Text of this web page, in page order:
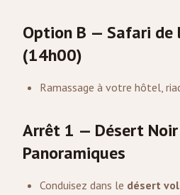
Option B — Safari de
(14h00)
Ramassage à votre hôtel,
Arrêt 1 — Désert
Panoramiques
Conduisez dans le désert